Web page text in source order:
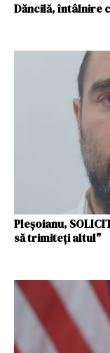
Dăncilă, întâlnire
Pleșoianu,
să trimiteți altul"